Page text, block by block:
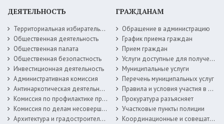
ДЕЯТЕЛЬНОСТЬ
Территориальная избирательная комиссия
Общественная деятельность
Общественная палата
Общественная безопастность
Инвестиционная деятельность
Административная комиссия
Антинаркотическая деятельность
Комиссия по профилактике правонарушений
Комиссия по делам несовершеннолетних
Архитектура и градостроительство
ГРАЖДАНАМ
Обращение в администрацию
График приема граждан
Прием граждан
Услуги доступные для получения в электронной форме
Муниципальные услуги
Перечень муниципальных услуг
Правила и условия участия в жилищных программах
Прокуратура разъясняет
Участковые пункты полиции
Координационные и совещательные органы